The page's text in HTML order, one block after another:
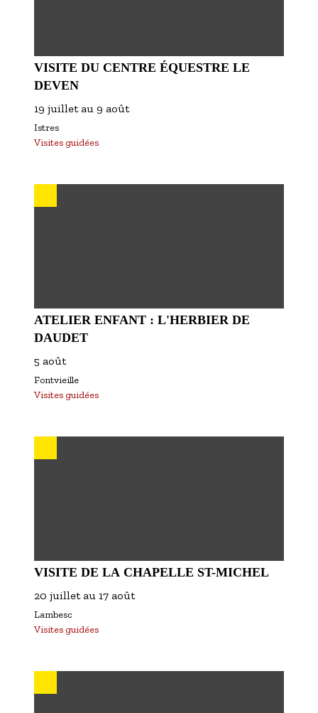
VISITE DU CENTRE ÉQUESTRE LE
DEVEN
19 juillet au 9 août
Istres
Visites guidées
ATELIER ENFANT : L'HERBIER DE
DAUDET
5 août
Fontvieille
Visites guidées
VISITE DE LA CHAPELLE ST-MICHEL
20 juillet au 17 août
Lambesc
Visites guidées